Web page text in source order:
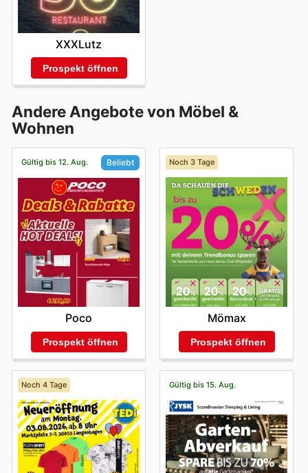
XXXLutz
Prospekt öffnen
Andere Angebote von Möbel &
Wohnen
Gültig bis 12. Aug. Beliebt
Poco
Prospekt öffnen
Noch 3 Tage
Mömax
Prospekt öffnen
Noch 4 Tage Gültig bis 15. Aug.